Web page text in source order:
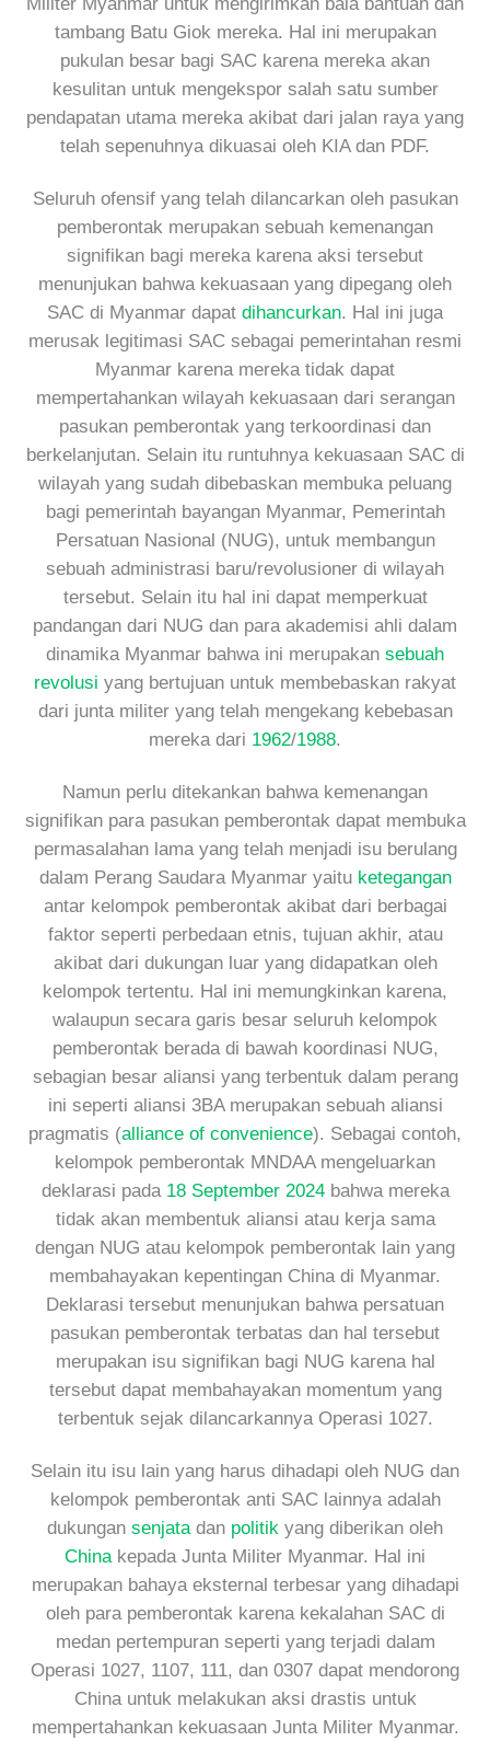
tambang Batu Giok mereka. Hal ini merupakan
pukulan besar bagi SAC karena mereka akan
kesulitan untuk mengekspor salah satu sumber
pendapatan utama mereka akibat dari jalan raya yang
telah sepenuhnya dikuasai oleh KIA dan PDF.
Seluruh ofensif yang telah dilancarkan oleh pasukan
pemberontak merupakan sebuah kemenangan
signifikan bagi mereka karena aksi tersebut
menunjukan bahwa kekuasaan yang dipegang oleh
SAC di Myanmar dapat dihancurkan. Hal ini juga
merusak legitimasi SAC sebagai pemerintahan resmi
Myanmar karena mereka tidak dapat
mempertahankan wilayah kekuasaan dari serangan
pasukan pemberontak yang terkoordinasi dan
berkelanjutan. Selain itu runtuhnya kekuasaan SAC di
wilayah yang sudah dibebaskan membuka peluang
bagi pemerintah bayangan Myanmar, Pemerintah
Persatuan Nasional (NUG), untuk membangun
sebuah administrasi baru/revolusioner di wilayah
tersebut. Selain itu hal ini dapat memperkuat
pandangan dari NUG dan para akademisi ahli dalam
dinamika Myanmar bahwa ini merupakan sebuah
revolusi yang bertujuan untuk membebaskan rakyat
dari junta militer yang telah mengekang kebebasan
mereka dari 1962/1988.
Namun perlu ditekankan bahwa kemenangan
signifikan para pasukan pemberontak dapat membuka
permasalahan lama yang telah menjadi isu berulang
dalam Perang Saudara Myanmar yaitu ketegangan
antar kelompok pemberontak akibat dari berbagai
faktor seperti perbedaan etnis, tujuan akhir, atau
akibat dari dukungan luar yang didapatkan oleh
kelompok tertentu. Hal ini memungkinkan karena,
walaupun secara garis besar seluruh kelompok
pemberontak berada di bawah koordinasi NUG,
sebagian besar aliansi yang terbentuk dalam perang
ini seperti aliansi 3BA merupakan sebuah aliansi
pragmatis (alliance of convenience). Sebagai contoh,
kelompok pemberontak MNDAA mengeluarkan
deklarasi pada 18 September 2024bahwa mereka
tidak akan membentuk aliansi atau kerja sama
dengan NUG atau kelompok pemberontak lain yang
membahayakan kepentingan China di Myanmar.
Deklarasi tersebut menunjukan bahwa persatuan
pasukan pemberontak terbatas dan hal tersebut
merupakan isu signifikan bagi NUG karena hal
tersebut dapat membahayakan momentum yang
terbentuk sejak dilancarkannya Operasi 1027.
Selain itu isu lain yang harus dihadapi oleh NUG dan
kelompok pemberontak anti SAC lainnya adalah
dukungan senjatadan politik yang diberikan oleh
Chinakepada Junta Militer Myanmar. Hal ini
merupakan bahaya eksternal terbesar yang dihadapi
oleh para pemberontak karena kekalahan SAC di
medan pertempuran seperti yang terjadi dalam
Operasi 1027, 1107, 111, dan 0307 dapat mendorong
China untuk melakukan aksi drastis untuk
mempertahankan kekuasaan Junta Militer Myanmar.